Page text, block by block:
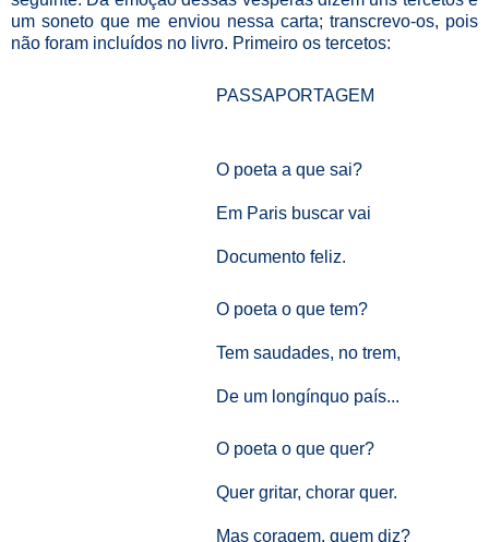
um soneto que me enviou nessa carta; transcrevo-os, pois
não foram incluídos no livro. Primeiro os tercetos:
PASSAPORTAGEM
O poeta a que sai?
Em Paris buscar vai
Documento feliz.
O poeta o que tem?
Tem saudades, no trem,
De um longínquo país...
O poeta o que quer?
Quer gritar, chorar quer.
Mas coragem, quem diz?